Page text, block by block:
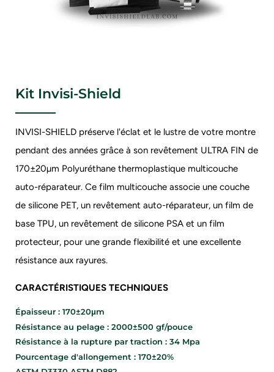
Kit Invisi-Shield
INVISI-SHIELD préserve l'éclat et le lustre de votre montre
pendant des années grâce à son revêtement ULTRA FIN de
170±20µm Polyuréthane thermoplastique multicouche
auto-réparateur. Ce film multicouche associe une couche
de silicone PET, un revêtement auto-réparateur, un film de
base TPU, un revêtement de silicone PSA et un film
protecteur, pour une grande flexibilité et une excellente
résistance aux rayures.
CARACTÉRISTIQUES TECHNIQUES
Épaisseur : 170±20μm
Résistance au pelage : 2000±500 gf/pouce
Résistance à la rupture par traction : 34 Mpa
Pourcentage d'allongement : 170±20%